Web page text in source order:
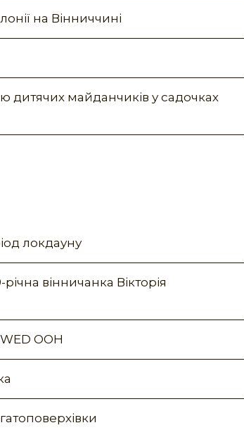
на Вінниччині
дитячих майданчиків у садочках
локдауну
вінничанка Вікторія
ООН